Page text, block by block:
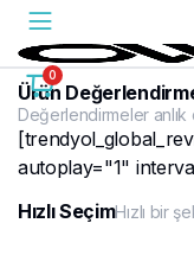
0
Ürün
Değerlendirmeler
autoplay="1"
Hızlı SeçimHızlı bir